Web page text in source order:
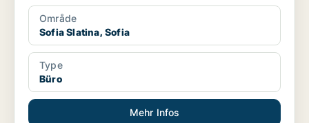
Område
Sofia Slatina, Sofia
Type
Büro
Mehr Infos